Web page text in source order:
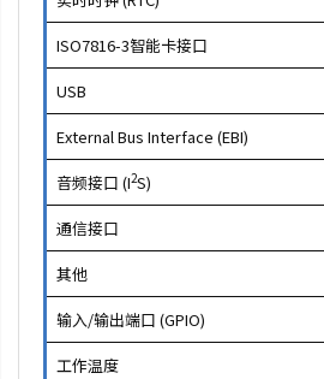
ISO7816-3智能卡接口
USB
External Bus Interface (EBI)
音频接口 (I2S)
通信接口
其他
输入/输出端口 (GPIO)
工作温度